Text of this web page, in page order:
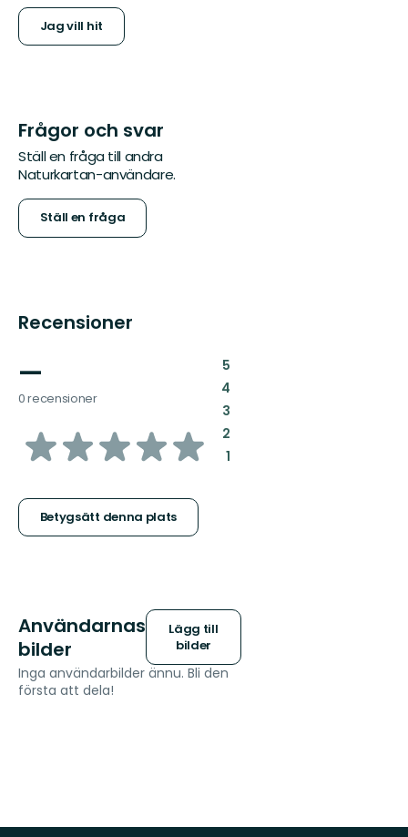
Jag vill hit
Frågor och svar
Ställ en fråga till andra
Naturkartan-användare.
Ställ en fråga
Recensioner
—
0 recensioner
av
stjärnor
Betygsätt denna plats
5:
4:
3:
2:
1:
Användarnas
bilder
Lägg till
bilder
Inga användarbilder ännu. Bli den
första att dela!